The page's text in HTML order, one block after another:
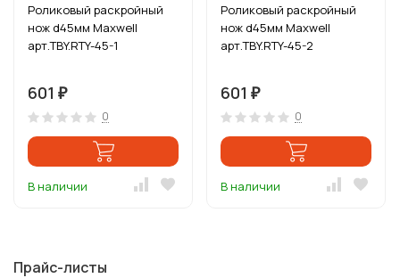
Роликовый раскройный
нож d45мм Maxwell
арт.TBY.RTY-45-1
601 ₽
0
В наличии
Роликовый раскройный
нож d45мм Maxwell
арт.TBY.RTY-45-2
601 ₽
0
В наличии
Прайс-листы